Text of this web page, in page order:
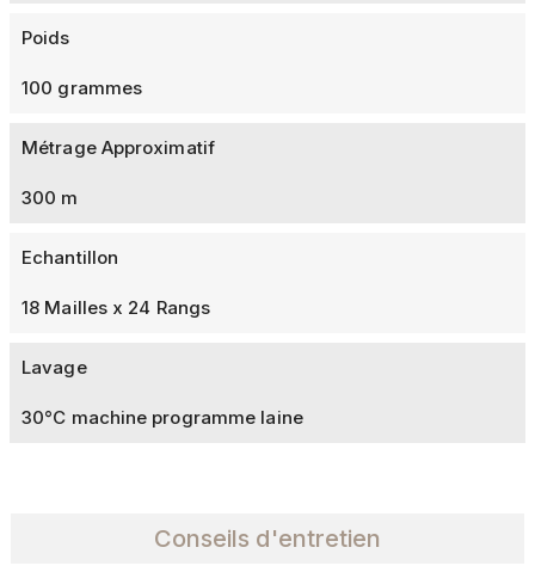
Poids
100 grammes
Métrage Approximatif
300 m
Echantillon
18 Mailles x 24 Rangs
Lavage
30°C machine programme laine
Conseils d'entretien